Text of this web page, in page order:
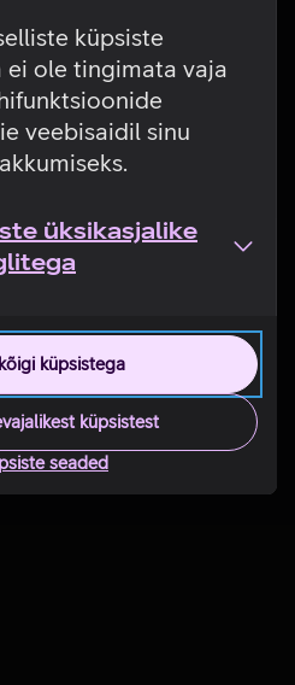
küpsiste
ei ole tingimata vaja
veebisaidil sinu
üksikasjalike
küpsistega
küpsistest
seaded
viga